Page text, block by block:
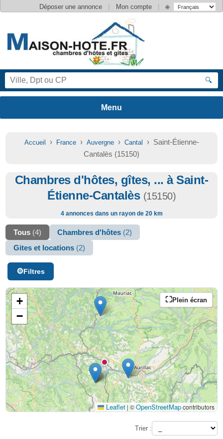
Déposer une annonce | Mon compte | 🌐
🔍
Accueil › France› Auvergne› Cantal
› Saint-Étienne-
Cantalès (15150)
Chambres d'hôtes, gîtes, ... à Saint-
Étienne-Cantalès (15150)
4 annonces dans un rayon de 20 km
Tous (4) Chambres d'hôtes (2)
Gites et locations (2)
Filtres
Plein écran
+
−
Leaflet | ©OpenStreetMapcontributors
Trier :